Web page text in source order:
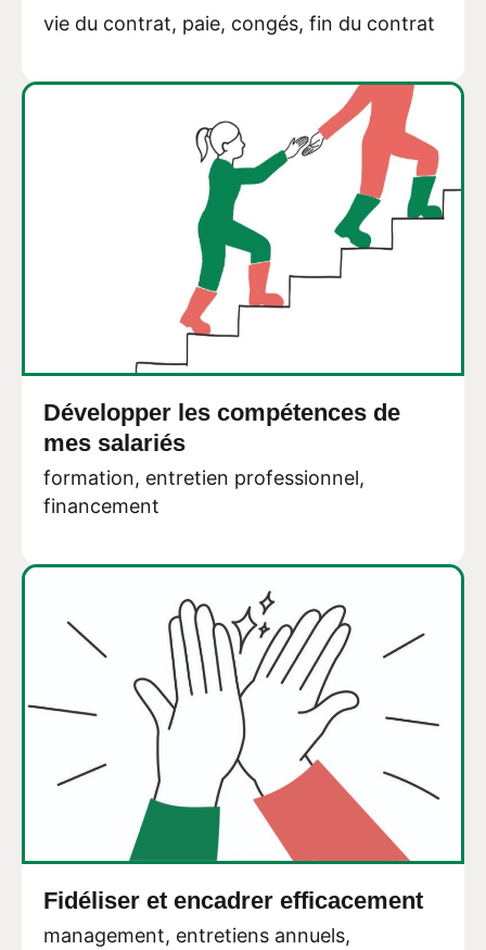
vie du contrat, paie, congés, fin du contrat
Développer les compétences de
mes salariés
formation, entretien professionnel,
financement
Fidéliser et encadrer efficacement
management, entretiens annuels,